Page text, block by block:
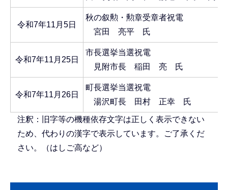
令和7年11月5日
秋の叙勲・勲章受章者祝電
宮田 亮平 氏
令和7年11月25日
市長選挙当選祝電
見附市長 稲田 亮 氏
令和7年11月26日
町長選挙当選祝電
湯沢町長 田村 正幸 氏
注釈：旧字等の機種依存文字は正しく表示できない
ため、代わりの漢字で表示しています。ご了承くだ
さい。（はしご高など）